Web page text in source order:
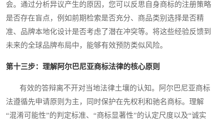
会。通过分析异议产生的原因，您可以反思自身商标的注册策略
是否存在盲点，例如前期检索是否充分、商品类别选择是否精
准、品牌本地化设计是否考虑了潜在冲突等。将这些经验反馈到
未来的全球品牌布局中，能够有效预防类似风险。
第十三步：理解阿尔巴尼亚商标法律的核心原则
有效的答辩离不开对当地法律土壤的认知。阿尔巴尼亚商标
法遵循先申请原则为主，同时保护在先权利和驰名商标。理解
“混淆可能性”的判定标准、“商标显著性”的认定尺度以及“诚实